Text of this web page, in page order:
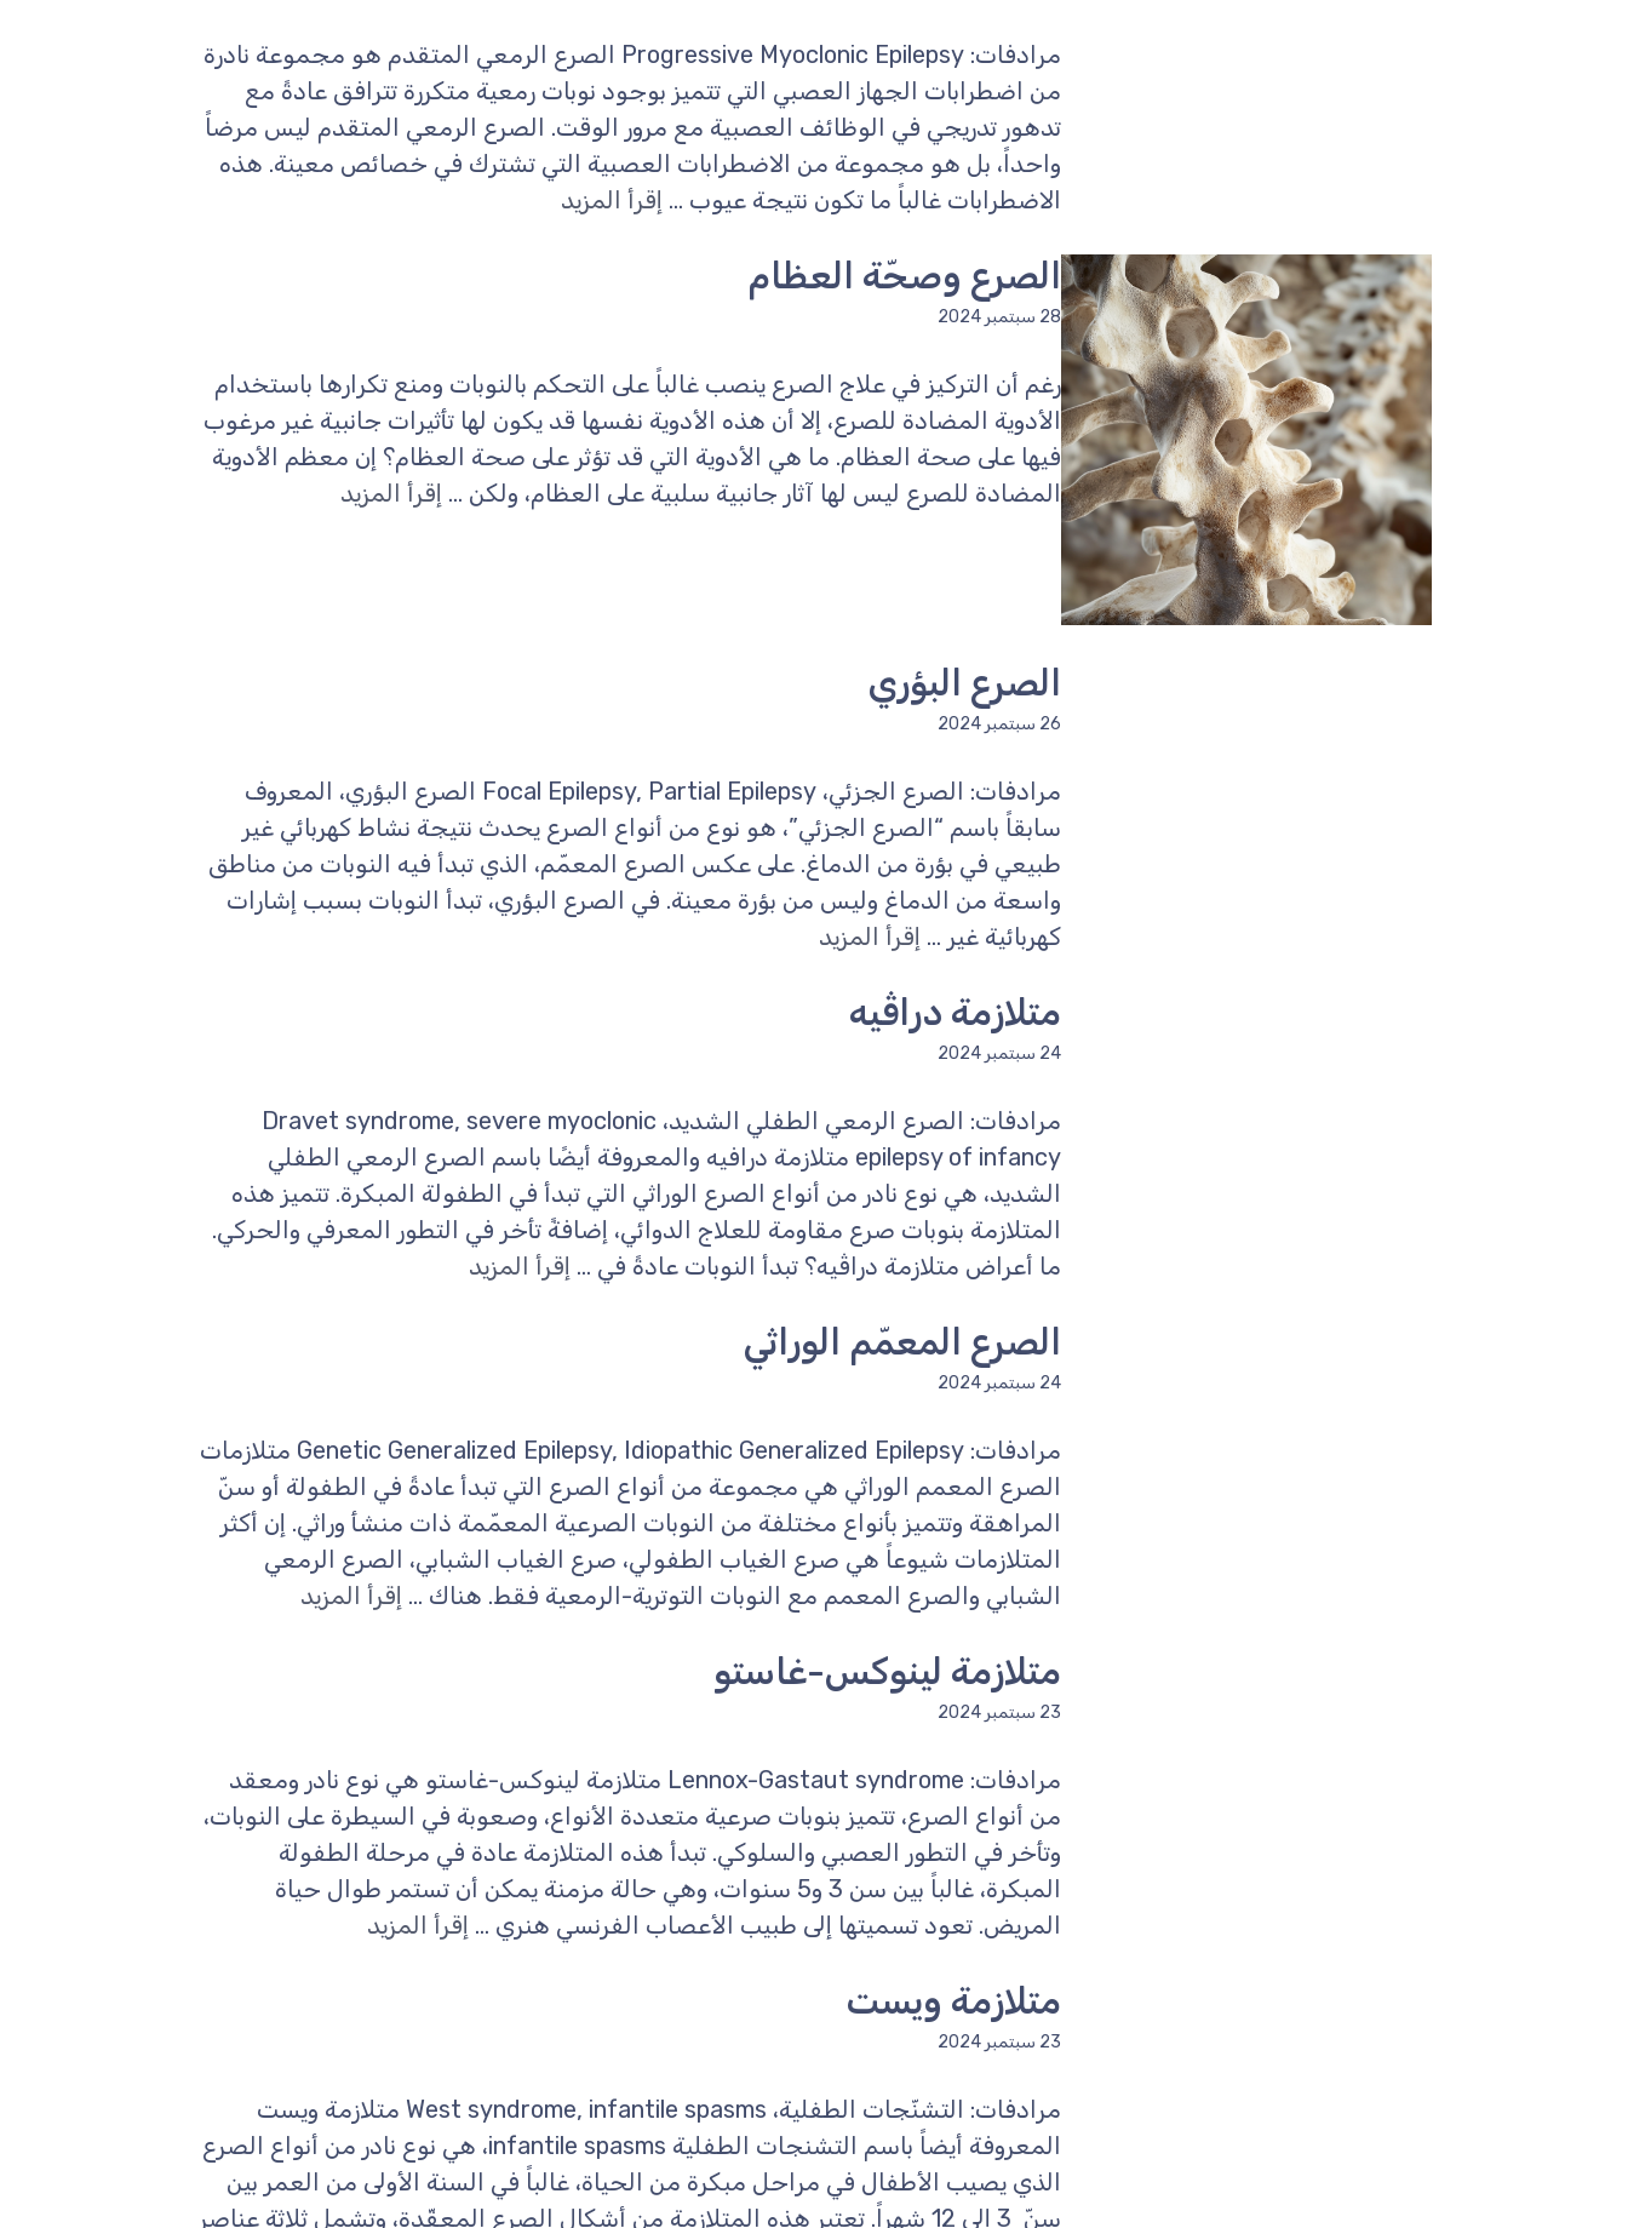
مرادفات: Progressive Myoclonic Epilepsy الصرع الرمعي المتقدم هو مجموعة نادرة
من اضطرابات الجهاز العصبي التي تتميز بوجود نوبات رمعية متكررة تترافق عادةً مع
تدهور تدريجي في الوظائف العصبية مع مرور الوقت. الصرع الرمعي المتقدم ليس مرضاً
واحداً، بل هو مجموعة من الاضطرابات العصبية التي تشترك في خصائص معينة. هذه
الاضطرابات غالباً ما تكون نتيجة عيوب ... إقرأ المزيد
الصرع وصحّة العظام
28 سبتمبر 2024
رغم أن التركيز في علاج الصرع ينصب غالباً على التحكم بالنوبات ومنع تكرارها باستخدام
الأدوية المضادة للصرع، إلا أن هذه الأدوية نفسها قد يكون لها تأثيرات جانبية غير مرغوب
فيها على صحة العظام. ما هي الأدوية التي قد تؤثر على صحة العظام؟ إن معظم الأدوية
المضادة للصرع ليس لها آثار جانبية سلبية على العظام، ولكن ... إقرأ المزيد
الصرع البؤري
26 سبتمبر 2024
مرادفات: الصرع الجزئي، Focal Epilepsy, Partial Epilepsy الصرع البؤري، المعروف
سابقاً باسم “الصرع الجزئي”، هو نوع من أنواع الصرع يحدث نتيجة نشاط كهربائي غير
طبيعي في بؤرة من الدماغ. على عكس الصرع المعمّم، الذي تبدأ فيه النوبات من مناطق
واسعة من الدماغ وليس من بؤرة معينة. في الصرع البؤري، تبدأ النوبات بسبب إشارات
كهربائية غير ... إقرأ المزيد
متلازمة دراڤيه
24 سبتمبر 2024
مرادفات: الصرع الرمعي الطفلي الشديد، Dravet syndrome, severe myoclonic
epilepsy of infancy متلازمة درافيه والمعروفة أيضًا باسم الصرع الرمعي الطفلي
الشديد، هي نوع نادر من أنواع الصرع الوراثي التي تبدأ في الطفولة المبكرة. تتميز هذه
المتلازمة بنوبات صرع مقاومة للعلاج الدوائي، إضافةً تأخر في التطور المعرفي والحركي.
ما أعراض متلازمة دراڤيه؟ تبدأ النوبات عادةً في ... إقرأ المزيد
الصرع المعمّم الوراثي
24 سبتمبر 2024
مرادفات: Genetic Generalized Epilepsy, Idiopathic Generalized Epilepsy متلازمات
الصرع المعمم الوراثي هي مجموعة من أنواع الصرع التي تبدأ عادةً في الطفولة أو سنّ
المراهقة وتتميز بأنواع مختلفة من النوبات الصرعية المعمّمة ذات منشأ وراثي. إن أكثر
المتلازمات شيوعاً هي صرع الغياب الطفولي، صرع الغياب الشبابي، الصرع الرمعي
الشبابي والصرع المعمم مع النوبات التوترية-الرمعية فقط. هناك ... إقرأ المزيد
متلازمة لينوكس-غاستو
23 سبتمبر 2024
مرادفات: Lennox-Gastaut syndrome متلازمة لينوكس-غاستو هي نوع نادر ومعقد
من أنواع الصرع، تتميز بنوبات صرعية متعددة الأنواع، وصعوبة في السيطرة على النوبات،
وتأخر في التطور العصبي والسلوكي. تبدأ هذه المتلازمة عادة في مرحلة الطفولة
المبكرة، غالباً بين سن 3 و5 سنوات، وهي حالة مزمنة يمكن أن تستمر طوال حياة
المريض. تعود تسميتها إلى طبيب الأعصاب الفرنسي هنري ... إقرأ المزيد
متلازمة ويست
23 سبتمبر 2024
مرادفات: التشنّجات الطفلية، West syndrome, infantile spasms متلازمة ويست
المعروفة أيضاً باسم التشنجات الطفلية infantile spasms، هي نوع نادر من أنواع الصرع
الذي يصيب الأطفال في مراحل مبكرة من الحياة، غالباً في السنة الأولى من العمر بين
سنّ 3 إلى 12 شهراً. تعتبر هذه المتلازمة من أشكال الصرع المعقّدة، وتشمل ثلاثة عناصر